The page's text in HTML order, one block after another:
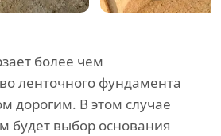
более чем
ленточного фундамента
дорогим. В этом случае
выбор основания